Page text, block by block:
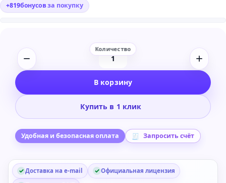
+819бонусовза покупку
Количество
u-
Bazille
Modular
Plug-
in
В корзину
Купить в 1 клик
Удобная и безопасная оплата Запросить счёт
Доставка на e-mail
Официальная лицензия